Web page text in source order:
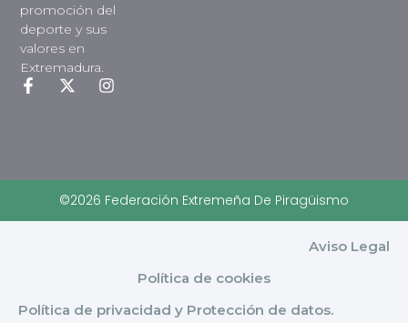
promoción del
deporte y sus
valores en
Extremadura.
©2026 Federación Extremeña De Piragüismo
Aviso Legal
Política de cookies
Política de privacidad y Protección de datos.